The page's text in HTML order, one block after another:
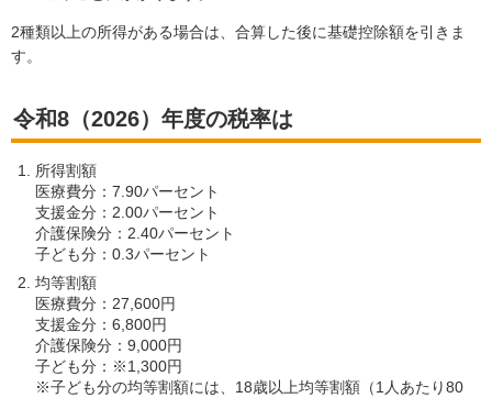
2種類以上の所得がある場合は、合算した後に基礎控除額を引きま
す。
令和8（2026）年度の税率は
所得割額
医療費分：7.90パーセント
支援金分：2.00パーセント
介護保険分：2.40パーセント
子ども分：0.3パーセント
均等割額
医療費分：27,600円
支援金分：6,800円
介護保険分：9,000円
子ども分：※1,300円
※子ども分の均等割額には、18歳以上均等割額（1人あたり80